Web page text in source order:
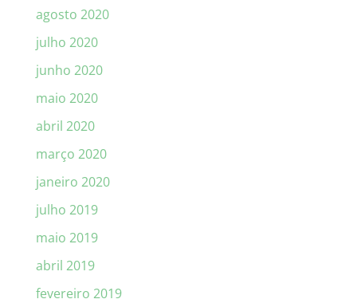
agosto 2020
julho 2020
junho 2020
maio 2020
abril 2020
março 2020
janeiro 2020
julho 2019
maio 2019
abril 2019
fevereiro 2019